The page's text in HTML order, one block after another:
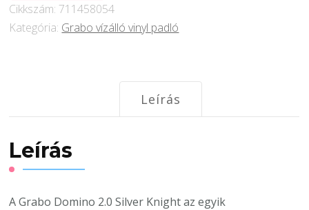
Vinyil
PVC
Cikkszám: 711458054
Kategória: Grabo vízálló vinyl padló
Leírás
Leírás
A Grabo Domino 2.0 Silver Knight az egyik